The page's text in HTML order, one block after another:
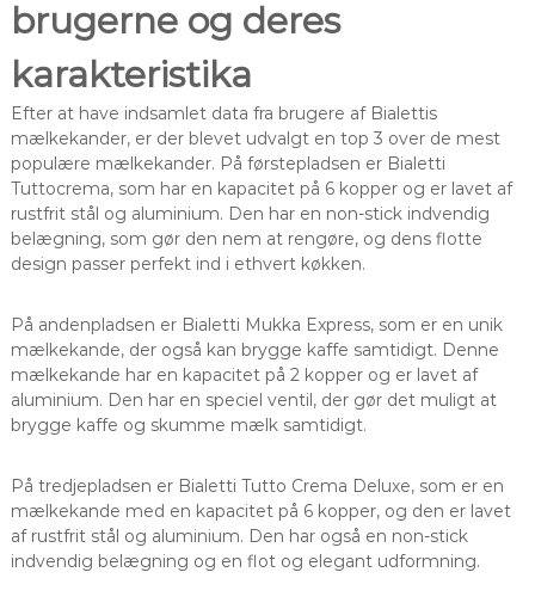
brugerne og deres
karakteristika
Efter at have indsamlet data fra brugere af Bialettis
mælkekander, er der blevet udvalgt en top 3 over de mest
populære mælkekander. På førstepladsen er Bialetti
Tuttocrema, som har en kapacitet på 6 kopper og er lavet af
rustfrit stål og aluminium. Den har en non-stick indvendig
belægning, som gør den nem at rengøre, og dens flotte
design passer perfekt ind i ethvert køkken.
På andenpladsen er Bialetti Mukka Express, som er en unik
mælkekande, der også kan brygge kaffe samtidigt. Denne
mælkekande har en kapacitet på 2 kopper og er lavet af
aluminium. Den har en speciel ventil, der gør det muligt at
brygge kaffe og skumme mælk samtidigt.
På tredjepladsen er Bialetti Tutto Crema Deluxe, som er en
mælkekande med en kapacitet på 6 kopper, og den er lavet
af rustfrit stål og aluminium. Den har også en non-stick
indvendig belægning og en flot og elegant udformning.